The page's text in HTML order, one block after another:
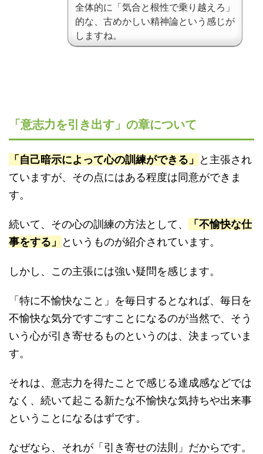
全体的に「気合と根性で乗り越えろ」
的な、古めかしい精神論という感じが
しますね。
「意志力を引き出す」の章について
「自己暗示によって心の訓練ができる」
と主張され
ていますが、その点にはある程度は同意ができま
す。
続いて、その心の訓練の方法として、
「不愉快な仕
事をする」
というものが紹介されています。
しかし、この主張には強い疑問を感じます。
「特に不愉快なこと」を毎日するとなれば、毎日を
不愉快な気分ですごすことになるのが当然で、そう
いう心が引き寄せるものというのは、決まっていま
す。
それは、意志力を得たことで感じる達成感などでは
なく、続いて起こる新たな不愉快な気持ちや出来事
ということになるはずです。
なぜなら、それが「引き寄せの法則」だからです。